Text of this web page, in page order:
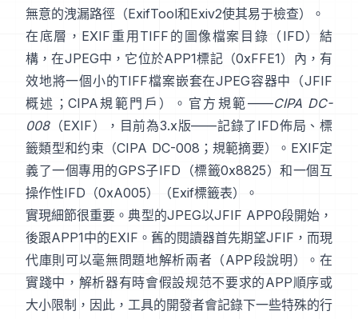
無意的洩漏路徑（ExifTool和Exiv2使其易于檢查）。
在底層，EXIF重用TIFF的圖像檔案目錄（IFD）結
構，在JPEG中，它位於APP1標記（0xFFE1）內，有
效地將一個小的TIFF檔案嵌套在JPEG容器中（JFIF
概述 ； CIPA規範門戶 ）。官方規範——CIPA DC-
008（EXIF），目前為3.x版——記錄了IFD佈局、標
籤類型和约束（CIPA DC-008 ； 規範摘要）。EXIF定
義了一個專用的GPS子IFD（標籤0x8825）和一個互
操作性IFD（0xA005）（Exif標籤表）。
實現細節很重要。典型的JPEG以JFIF APP0段開始，
後跟APP1中的EXIF。舊的閱讀器首先期望JFIF，而現
代庫則可以毫無問題地解析兩者（APP段說明 ）。在
實踐中，解析器有時會假設规范不要求的APP順序或
大小限制，因此，工具的開發者會記錄下一些特殊的行